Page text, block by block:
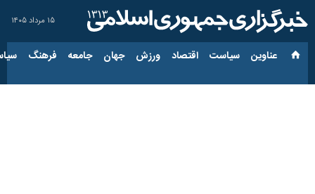
۱۵ مرداد ۱۴۰۵
عناوین‌ سیاست اقتصاد ورزش جهان جامعه فرهنگ